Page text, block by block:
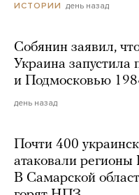
ИСТОРИИ день назад
Собянин заявил,
Украина запустила
и Подмосковью
день назад
Почти 400
атаковали
В Самарской